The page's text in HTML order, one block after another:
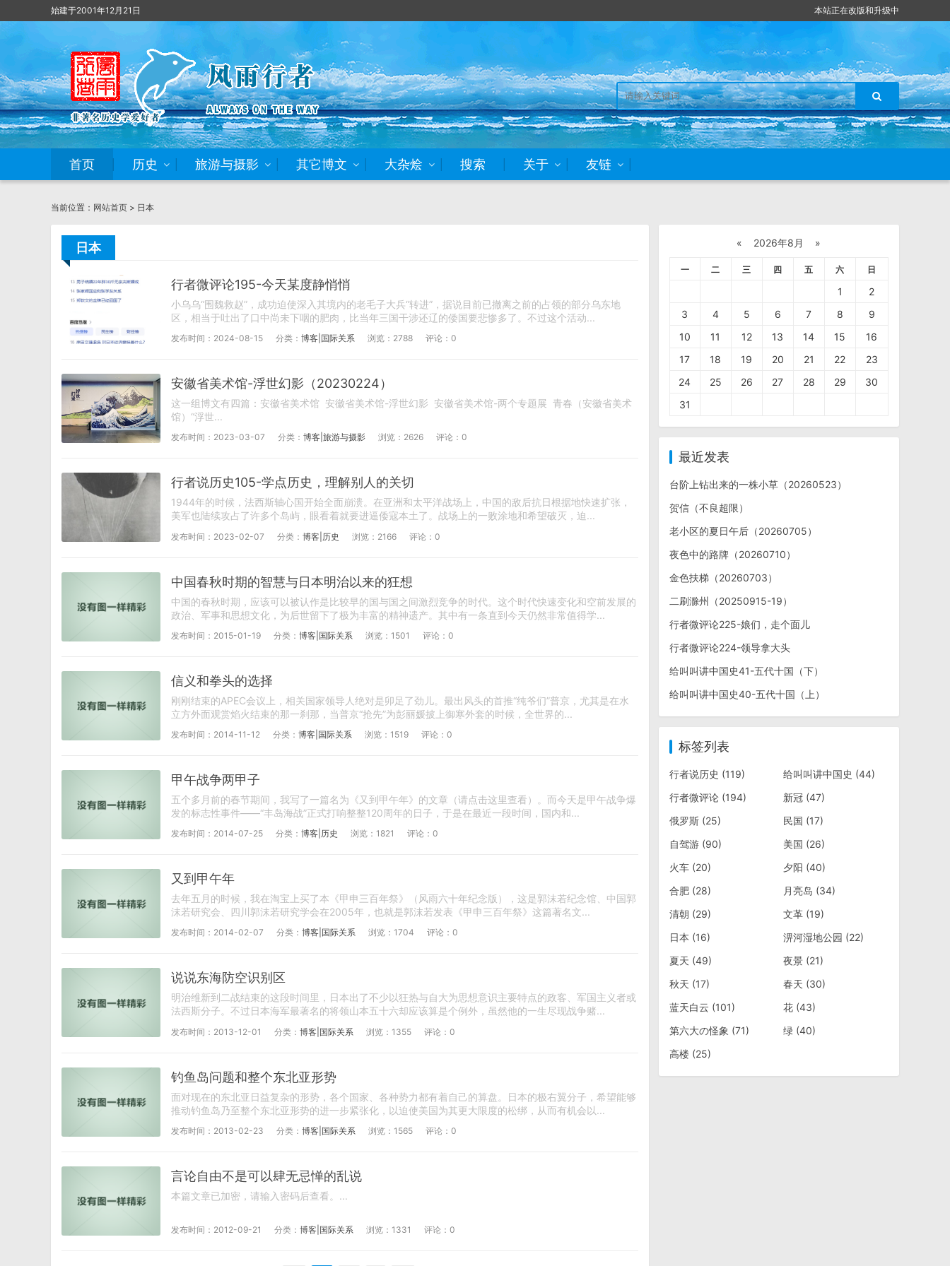
本站正在改版和升级中
始建于2001年12月21日
首页 历史 旅游与摄影 其它博文 大杂烩 搜索 关于 友链
当前位置： 网站首页 > 日本
日本
行者微评论195-今天某度静悄悄
小乌乌“围魏救赵”，成功迫使深入其境内的老毛子大兵“转进”，据说目前已撤离之前的占领的部分乌东地
区，相当于吐出了口中尚未下咽的肥肉，比当年三国干涉还辽的倭国要悲惨多了。不过这个活动...
发布时间：2024-08-15 分类： 博客|国际关系 浏览：2788 评论：0
安徽省美术馆-浮世幻影（20230224）
这一组博文有四篇：安徽省美术馆 安徽省美术馆-浮世幻影 安徽省美术馆-两个专题展 青春（安徽省美术
馆）“浮世...
发布时间：2023-03-07 分类： 博客|旅游与摄影 浏览：2626 评论：0
行者说历史105-学点历史，理解别人的关切
1944年的时候，法西斯轴心国开始全面崩溃。在亚洲和太平洋战场上，中国的敌后抗日根据地快速扩张，
美军也陆续攻占了许多个岛屿，眼看着就要进逼倭寇本土了。战场上的一败涂地和希望破灭，迫...
发布时间：2023-02-07 分类： 博客|历史 浏览：2166 评论：0
中国春秋时期的智慧与日本明治以来的狂想
中国的春秋时期，应该可以被认作是比较早的国与国之间激烈竞争的时代。这个时代快速变化和空前发展的
政治、军事和思想文化，为后世留下了极为丰富的精神遗产。其中有一条直到今天仍然非常值得学...
发布时间：2015-01-19 分类： 博客|国际关系 浏览：1501 评论：0
信义和拳头的选择
刚刚结束的APEC会议上，相关国家领导人绝对是卯足了劲儿。最出风头的首推“纯爷们”普京，尤其是在水
立方外面观赏焰火结束的那一刹那，当普京“抢先”为彭丽媛披上御寒外套的时候，全世界的...
发布时间：2014-11-12 分类： 博客|国际关系 浏览：1519 评论：0
甲午战争两甲子
五个多月前的春节期间，我写了一篇名为《又到甲午年》的文章（请点击这里查看）。而今天是甲午战争爆
发的标志性事件——“丰岛海战”正式打响整整120周年的日子，于是在最近一段时间，国内和...
发布时间：2014-07-25 分类： 博客|历史 浏览：1821 评论：0
又到甲午年
去年五月的时候，我在淘宝上买了本《甲申三百年祭》（风雨六十年纪念版），这是郭沫若纪念馆、中国郭
沫若研究会、四川郭沫若研究学会在2005年，也就是郭沫若发表《甲申三百年祭》这篇著名文...
发布时间：2014-02-07 分类： 博客|国际关系 浏览：1704 评论：0
说说东海防空识别区
明治维新到二战结束的这段时间里，日本出了不少以狂热与自大为思想意识主要特点的政客、军国主义者或
法西斯分子。不过日本海军最著名的将领山本五十六却应该算是个例外，虽然他的一生尽现战争赌...
发布时间：2013-12-01 分类： 博客|国际关系 浏览：1355 评论：0
钓鱼岛问题和整个东北亚形势
面对现在的东北亚日益复杂的形势，各个国家、各种势力都有着自己的算盘。日本的极右翼分子，希望能够
推动钓鱼岛乃至整个东北亚形势的进一步紧张化，以迫使美国为其更大限度的松绑，从而有机会以...
发布时间：2013-02-23 分类： 博客|国际关系 浏览：1565 评论：0
言论自由不是可以肆无忌惮的乱说
本篇文章已加密，请输入密码后查看。...
发布时间：2012-09-21 分类： 博客|国际关系 浏览：1331 评论：0
« 2026年8月 »
一 二 三 四 五 六 日
1
2
3
4 5 6 7 8
9
10
11 12 13 14 15
16
17
18 19 20 21 22
23
24
25 26 27 28 29
30
31
最近发表
台阶上钻出来的一株小草（20260523）
贺信（不良超限）
老小区的夏日午后（20260705）
夜色中的路牌（20260710）
金色扶梯（20260703）
二刷滁州（20250915-19）
行者微评论225-娘们，走个面儿
行者微评论224-领导拿大头
给叫叫讲中国史41-五代十国（下）
给叫叫讲中国史40-五代十国（上）
标签列表
行者说历史 (119) 给叫叫讲中国史 (44)
行者微评论(194) 新冠 (47)
俄罗斯(25) 民国 (17)
自驾游(90) 美国 (26)
火车(20) 夕阳 (40)
合肥(28) 月亮岛 (34)
清朝 (29) 文革 (19)
日本 (16) 淠河湿地公园 (22)
夏天 (49) 夜景 (21)
秋天 (17) 春天 (30)
蓝天白云 (101) 花 (43)
第六大の怪象 (71) 绿 (40)
高楼 (25)